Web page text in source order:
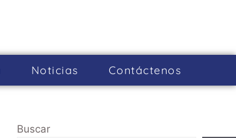
Noticias Cont­áctenos
Buscar